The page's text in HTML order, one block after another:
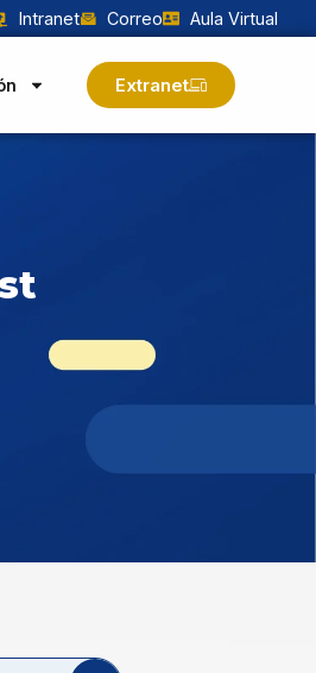
Intranet Correo Aula Virtual
Extranet